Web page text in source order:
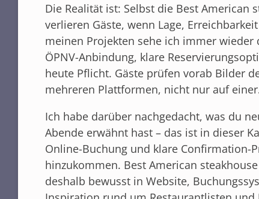
Die Realität ist: Selbst die Best American
verlieren Gäste, wenn Lage,
meinen Projekten sehe ich immer
ÖPNV-Anbindung, klare
heute Pflicht. Gäste prüfen vorab Bilder
mehreren Plattformen, nicht nur auf
Ich habe darüber nachgedacht, was du
Abende erwähnt hast – das ist in dieser
Online-Buchung und klare Confirmation-
hinzukommen. Best American
deshalb bewusst in Website,